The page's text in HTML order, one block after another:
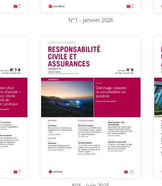
N°1 - janvier 2026